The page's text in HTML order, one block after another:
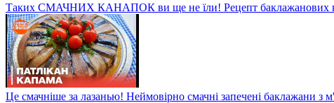
Таких СМАЧНИХ КАНАПОК ви ще не їли! Рецепт баклажанових
Це смачніше за лазанью! Неймовірно смачні запечені баклажани з